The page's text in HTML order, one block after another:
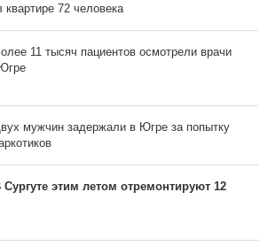
квартире 72 человека
11 тысяч пациентов осмотрели врачи
мужчин задержали в Югре за попытку
Сургуте этим летом отремонтируют 12